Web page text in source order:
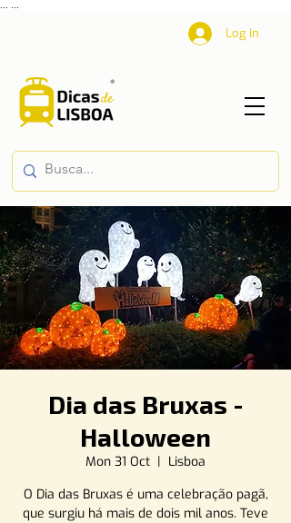
Log In
Dia das Bruxas -
Halloween
Mon 31 Oct
  |
Lisboa
O Dia das Bruxas é uma celebração pagã,
que surgiu há mais de dois mil anos. Teve